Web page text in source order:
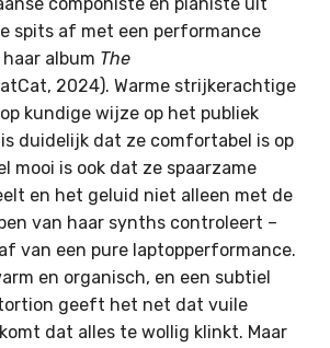
spits af met een performance
album The
2024). Warme strijkerachtige
kundige wijze op het publiek
duidelijk dat ze comfortabel is op
mooi is ook dat ze spaarzame
en het geluid niet alleen met de
van haar synths controleert –
van een pure laptopperformance.
en organisch, en een subtiel
geeft het net dat vuile
dat alles te wollig klinkt. Maar